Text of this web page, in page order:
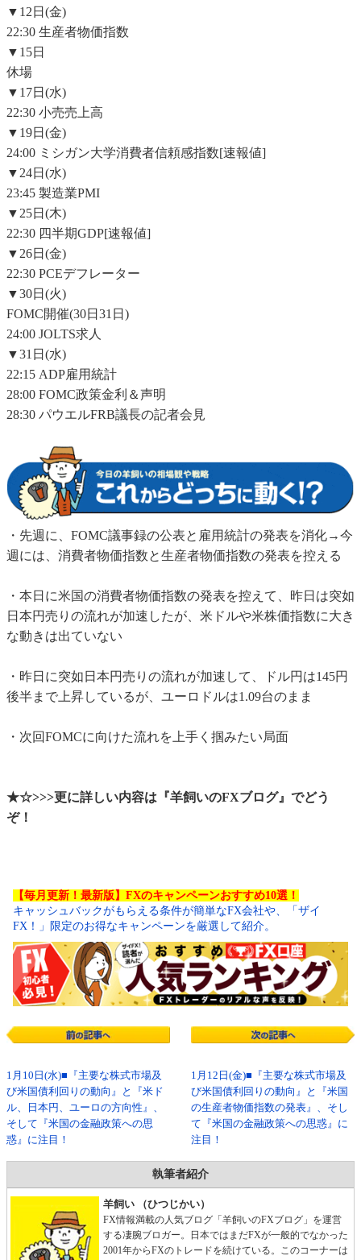
▼12日(金)
22:30 生産者物価指数
▼15日
休場
▼17日(水)
22:30 小売売上高
▼19日(金)
24:00 ミシガン大学消費者信頼感指数[速報値]
▼24日(水)
23:45 製造業PMI
▼25日(木)
22:30 四半期GDP[速報値]
▼26日(金)
22:30 PCEデフレーター
▼30日(火)
FOMC開催(30日31日)
24:00 JOLTS求人
▼31日(水)
22:15 ADP雇用統計
28:00 FOMC政策金利＆声明
28:30 パウエルFRB議長の記者会見
・先週に、FOMC議事録の公表と雇用統計の発表を消化→今
週には、消費者物価指数と生産者物価指数の発表を控える
・本日に米国の消費者物価指数の発表を控えて、昨日は突如
日本円売りの流れが加速したが、米ドルや米株価指数に大き
な動きは出ていない
・昨日に突如日本円売りの流れが加速して、ドル円は145円
後半まで上昇しているが、ユーロドルは1.09台のまま
・次回FOMCに向けた流れを上手く掴みたい局面
★☆>>>更に詳しい内容は『羊飼いのFXブログ』でどう
ぞ！
【毎月更新！最新版】FXのキャンペーンおすすめ10選！
キャッシュバックがもらえる条件が簡単なFX会社や、「ザイ
FX！」限定のお得なキャンペーンを厳選して紹介。
1月10日(水)■『主要な株式市場及
び米国債利回りの動向』と『米ド
ル、日本円、ユーロの方向性』、
そして『米国の金融政策への思
惑』に注目！
1月12日(金)■『主要な株式市場及
び米国債利回りの動向』と『米国
の生産者物価指数の発表』、そし
て『米国の金融政策への思惑』に
注目！
執筆者紹介
羊飼い （ひつじかい）
FX情報満載の人気ブログ「羊飼いのFXブログ」を運営
する凄腕ブロガー。日本ではまだFXが一般的でなかった
2001年からFXのトレードを続けている。このコーナーは